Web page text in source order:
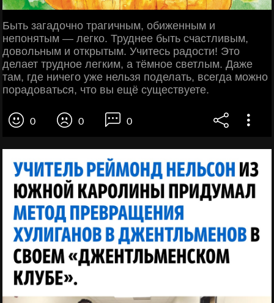
Быть загадочно трагичным, обиженным и
непонятым — легко. Труднее быть счастливым,
довольным и открытым. Учитесь радости! Это
делает трудное легким, а тёмное светлым. Даже
там, где ничего уже нельзя поделать, всегда можно
порадоваться, что вы ещё существуете.
0 0 0